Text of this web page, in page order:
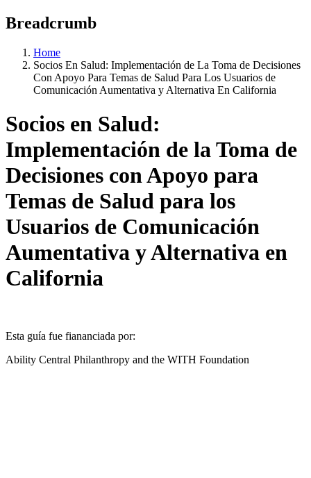
Breadcrumb
Home
Socios En Salud: Implementación de La Toma de Decisiones
Con Apoyo Para Temas de Salud Para Los Usuarios de
Comunicación Aumentativa y Alternativa En California
Socios en Salud:
Implementación de la Toma de
Decisiones con Apoyo para
Temas de Salud para los
Usuarios de Comunicación
Aumentativa y Alternativa en
California
Esta guía fue fiananciada por:
Ability Central Philanthropy and the WITH Foundation